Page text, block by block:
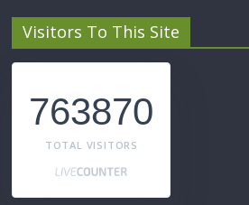
Visitors To This Site
763870
TOTAL VISITORS